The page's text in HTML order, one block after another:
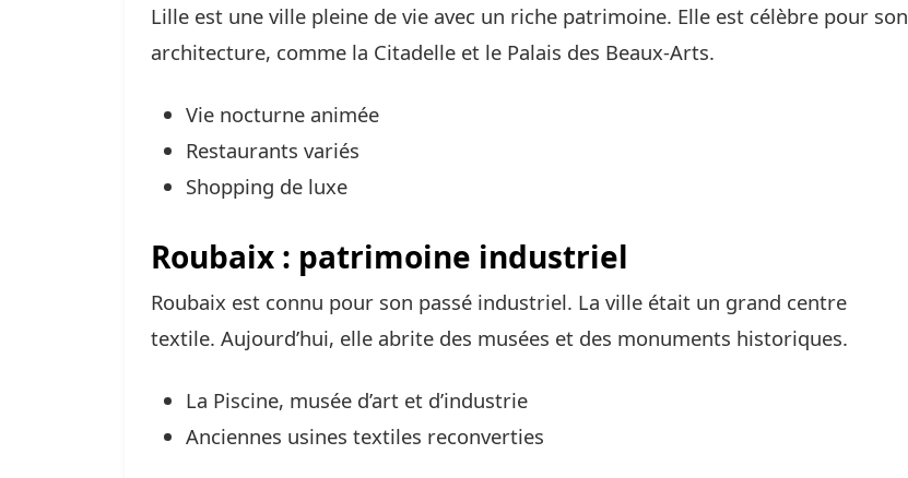
Lille est une ville pleine de vie avec un riche patrimoine. Elle est célèbre pour son
architecture, comme la Citadelle et le Palais des Beaux-Arts.
Vie nocturne animée
Restaurants variés
Shopping de luxe
Roubaix : patrimoine industriel
Roubaix est connu pour son passé industriel. La ville était un grand centre
textile. Aujourd’hui, elle abrite des musées et des monuments historiques.
La Piscine, musée d’art et d’industrie
Anciennes usines textiles reconverties